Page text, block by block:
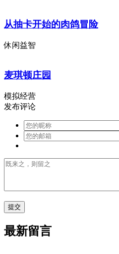
从抽卡开始的肉鸽冒险
休闲益智
麦琪顿庄园
模拟经营
发布评论
最新留言